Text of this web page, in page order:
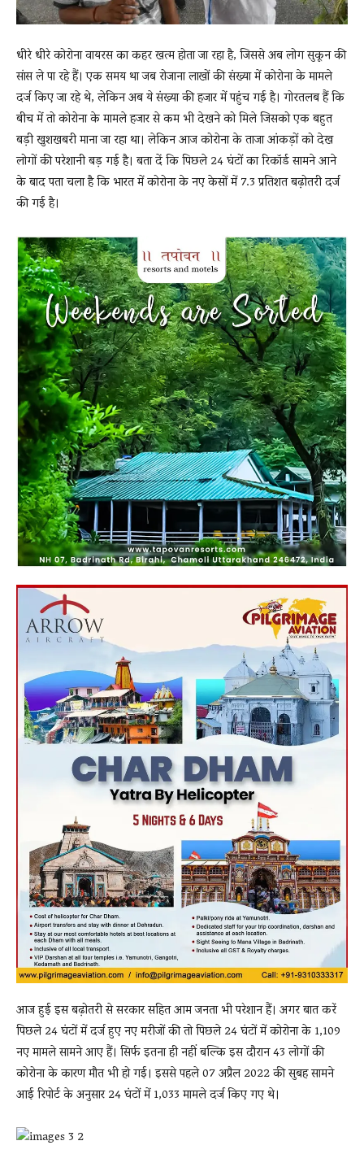
धीरे धीरे कोरोना वायरस का कहर खत्म होता जा रहा है, जिससे अब लोग सुकून की
सांस ले पा रहे हैं। एक समय था जब रोजाना लाखों की संख्या में कोरोना के मामले
दर्ज किए जा रहे थे, लेकिन अब ये संख्या की हजार में पहुंच गई है। गोरतलब हैं कि
बीच में तो कोरोना के मामले हजार से कम भी देखने को मिले जिसको एक बहुत
बड़ी खुशखबरी माना जा रहा था। लेकिन आज कोरोना के ताजा आंकड़ों को देख
लोगों की परेशानी बड़ गई है। बता दें कि पिछले 24 घंटों का रिकॉर्ड सामने आने
के बाद पता चला है कि भारत में कोरोना के नए केसों में 7.3 प्रतिशत बढ़ोतरी दर्ज
की गई है।
आज हुई इस बढ़ोतरी से सरकार सहित आम जनता भी परेशान हैं। अगर बात करें
पिछले 24 घंटों में दर्ज हुए नए मरीजों की तो पिछले 24 घंटों में कोरोना के 1,109
नए मामले सामने आए हैं। सिर्फ इतना ही नहीं बल्कि इस दौरान 43 लोगों की
कोरोना के कारण मौत भी हो गई। इससे पहले 07 अप्रैल 2022 की सुबह सामने
आई रिपोर्ट के अनुसार 24 घंटों में 1,033 मामले दर्ज किए गए थे।